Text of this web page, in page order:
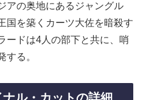
アの奥地にあるジャングル
国を築くカーツ大佐を暗殺す
ードは4人の部下と共に、哨
する。